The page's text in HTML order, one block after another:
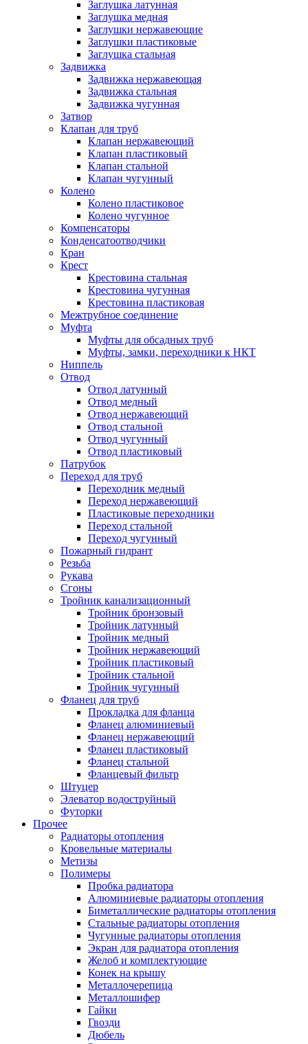
Заглушка латунная
Заглушка медная
Заглушки нержавеющие
Заглушки пластиковые
Заглушка стальная
Задвижка
Задвижка нержавеющая
Задвижка стальная
Задвижка чугунная
Затвор
Клапан для труб
Клапан нержавеющий
Клапан пластиковый
Клапан стальной
Клапан чугунный
Колено
Колено пластиковое
Колено чугунное
Компенсаторы
Конденсатоотводчики
Кран
Крест
Крестовина стальная
Крестовина чугунная
Крестовина пластиковая
Межтрубное соединение
Муфта
Муфты для обсадных труб
Муфты, замки, переходники к НКТ
Ниппель
Отвод
Отвод латунный
Отвод медный
Отвод нержавеющий
Отвод стальной
Отвод чугунный
Отвод пластиковый
Патрубок
Переход для труб
Переходник медный
Переход нержавеющий
Пластиковые переходники
Переход стальной
Переход чугунный
Пожарный гидрант
Резьба
Рукава
Сгоны
Тройник канализационный
Тройник бронзовый
Тройник латунный
Тройник медный
Тройник нержавеющий
Тройник пластиковый
Тройник стальной
Тройник чугунный
Фланец для труб
Прокладка для фланца
Фланец алюминиевый
Фланец нержавеющий
Фланец пластиковый
Фланец стальной
Фланцевый фильтр
Штуцер
Элеватор водоструйный
Футорки
Прочее
Радиаторы отопления
Кровельные материалы
Метизы
Полимеры
Пробка радиатора
Алюминиевые радиаторы отопления
Биметаллические радиаторы отопления
Стальные радиаторы отопления
Чугунные радиаторы отопления
Экран для радиатора отопления
Желоб и комплектующие
Конек на крышу
Металлочерепица
Металлошифер
Гайки
Гвозди
Дюбель